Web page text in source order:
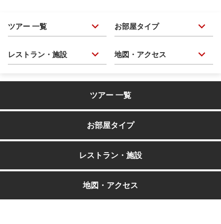
ツアー 一覧 お部屋タイプ
レストラン・施設 地図・アクセス
ツアー 一覧
お部屋タイプ
レストラン・施設
地図・アクセス